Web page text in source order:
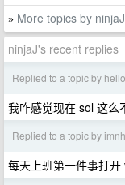
» More topics by ninjaJ
ninjaJ's recent replies
Replied to a topic by
我咋感觉现在 sol 这么
Replied to a topic by
每天上班第一件事打开